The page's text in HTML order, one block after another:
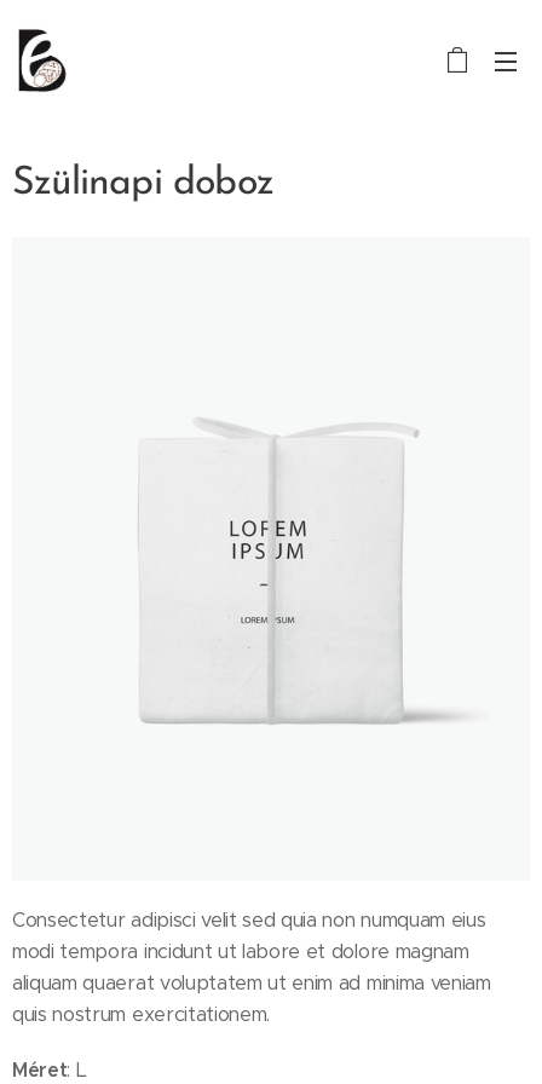
Szülinapi doboz
Consectetur adipisci velit sed quia non numquam eius
modi tempora incidunt ut labore et dolore magnam
aliquam quaerat voluptatem ut enim ad minima veniam
quis nostrum exercitationem.
Méret: L